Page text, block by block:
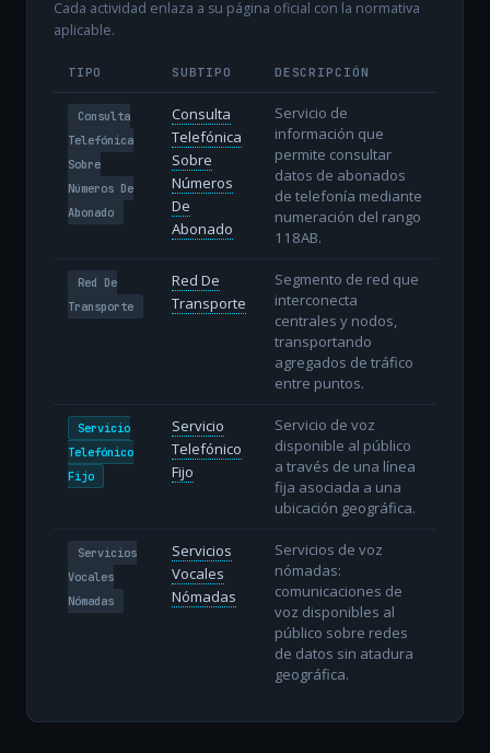
Cada actividad enlaza a su página oficial con la normativa
aplicable.
TIPO SUBTIPO DESCRIPCIÓN
Consulta
Telefónica
Sobre
Números De
Abonado
Consulta
Telefónica
Sobre
Números
De
Abonado
Servicio de
información que
permite consultar
datos de abonados
de telefonía mediante
numeración del rango
118AB.
Red De
Transporte
Red De
Transporte
Segmento de red que
interconecta
centrales y nodos,
transportando
agregados de tráfico
entre puntos.
Servicio
Telefónico
Fijo
Servicio
Telefónico
Fijo
Servicio de voz
disponible al público
a través de una línea
fija asociada a una
ubicación geográfica.
Servicios
Vocales
Nómadas
Servicios
Vocales
Nómadas
Servicios de voz
nómadas:
comunicaciones de
voz disponibles al
público sobre redes
de datos sin atadura
geográfica.